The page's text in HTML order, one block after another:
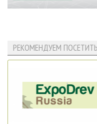
РЕКОМЕНДУЕМ ПОСЕТИТЬ